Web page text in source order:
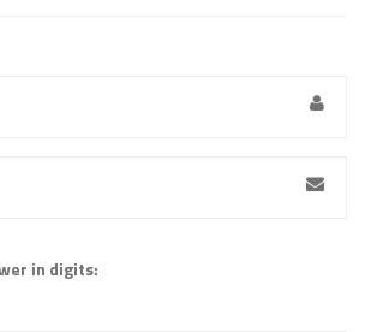
in digits: